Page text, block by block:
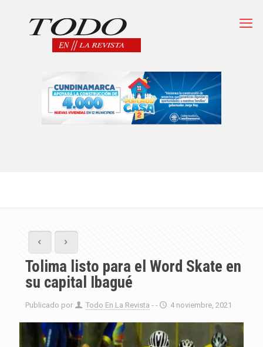
Tolima listo para el Word Skate en
su capital Ibagué
Publicado por Todo En La Revista - - 4 noviembre, 2021